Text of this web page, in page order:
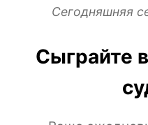
Сегодняшняя
Сыграйте